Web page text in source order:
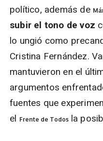
político, además de
subir el tono de voz
lo ungió como
Cristina Fernández.
mantuvieron en el
argumentos
fuentes que
el Frente de Todosla